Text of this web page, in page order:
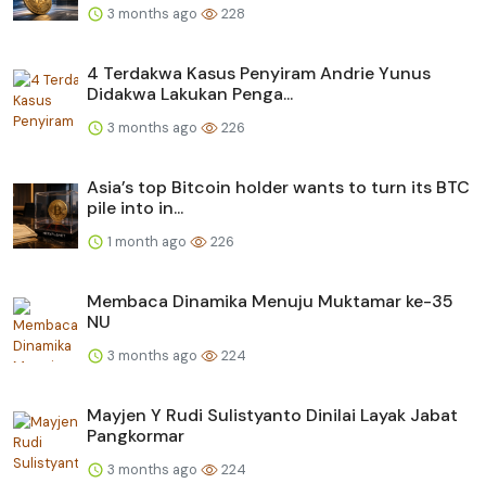
3 months ago 228
4 Terdakwa Kasus Penyiram Andrie Yunus
Didakwa Lakukan Penga...
3 months ago 226
Asia’s top Bitcoin holder wants to turn its BTC
pile into in...
1 month ago 226
Membaca Dinamika Menuju Muktamar ke-35
NU
3 months ago 224
Mayjen Y Rudi Sulistyanto Dinilai Layak Jabat
Pangkormar
3 months ago 224